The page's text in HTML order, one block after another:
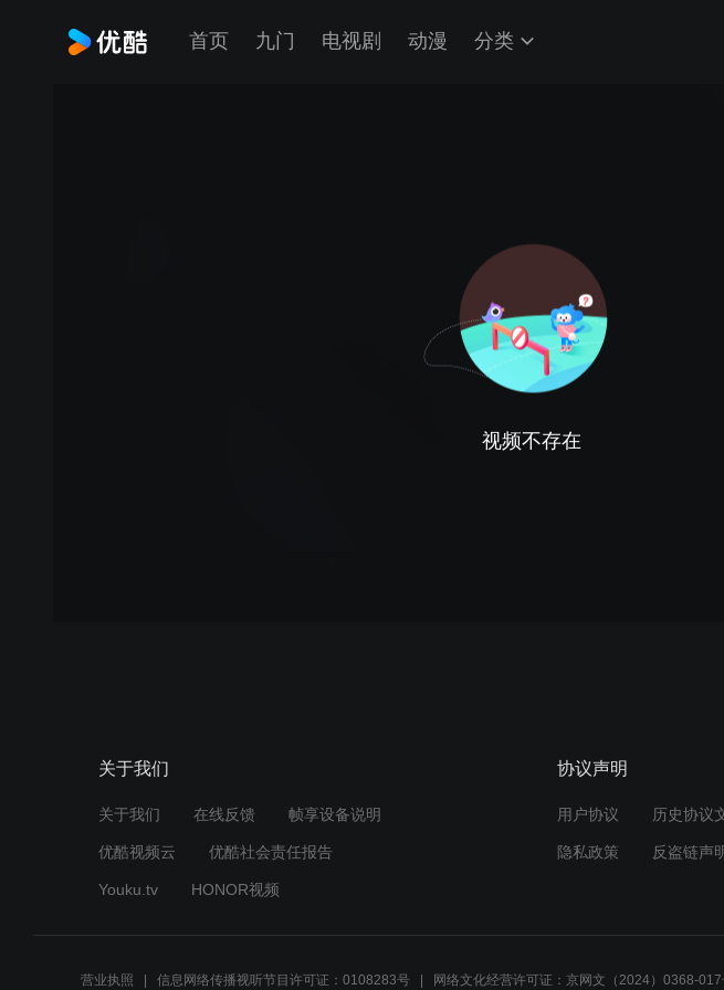
首页 九门 电视剧 动漫 分类
视频不存在
关于我们
关于我们 在线反馈 帧享设备说明
优酷视频云 优酷社会责任报告
Youku.tv HONOR视频
协议声明
用户协议 历史协议
隐私政策 反盗链声
营业执照 信息网络传播视听节目许可证：0108283号 网络文化经营许可证：京网文（2024）0368-